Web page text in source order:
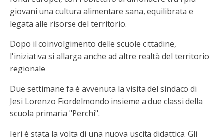
giovani una cultura alimentare sana, equilibrata e
legata alle risorse del territorio.
Dopo il coinvolgimento delle scuole cittadine,
l'iniziativa si allarga anche ad altre realtà del territorio
regionale
Due settimane fa è avvenuta la visita del sindaco di
Jesi Lorenzo Fiordelmondo insieme a due classi della
scuola primaria "Perchi".
Ieri è stata la volta di una nuova uscita didattica. Gli